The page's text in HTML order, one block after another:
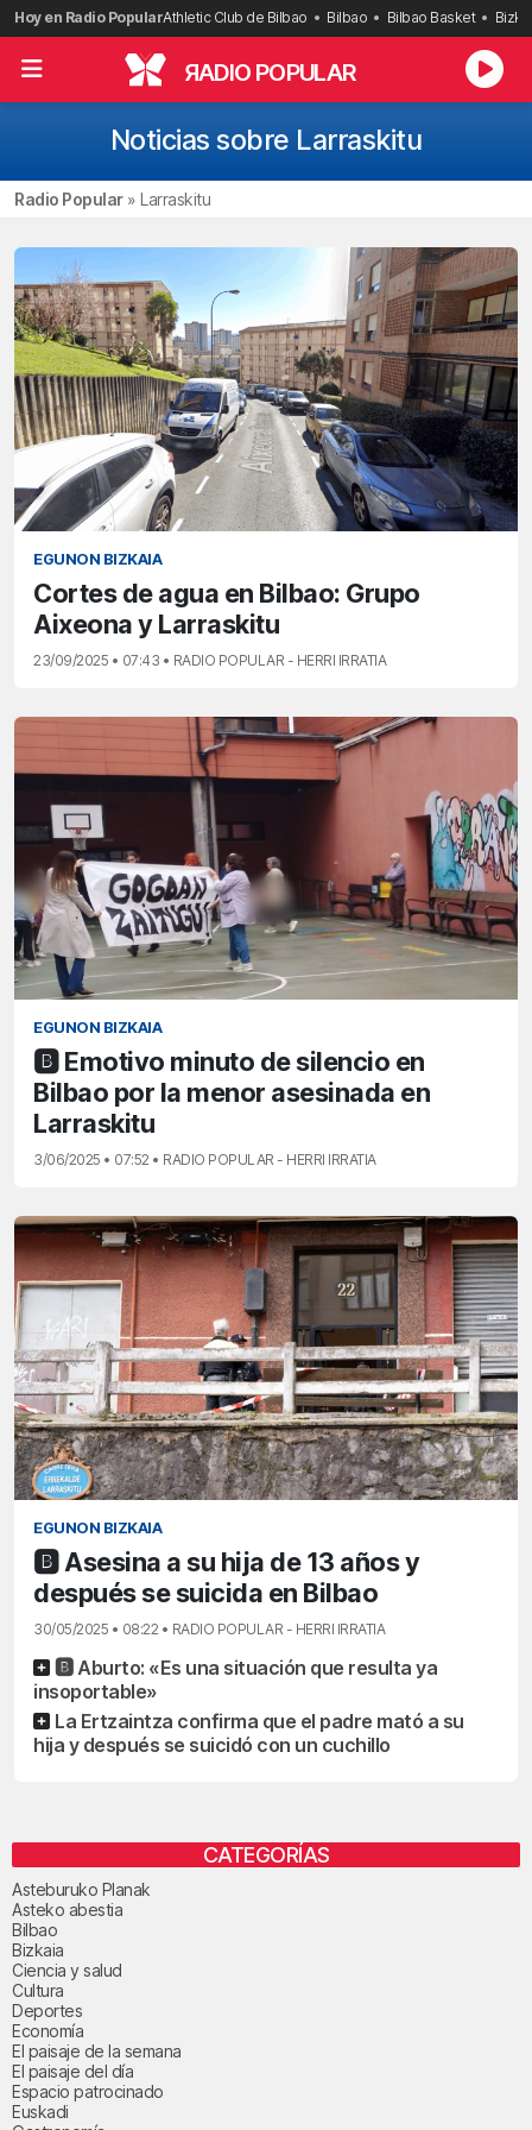
Saltar
al
contenido
Hoy en Radio PopularAthletic Club de Bilbao Bilbao Bilbao Basket
RADIO POPULAR
Noticias sobre Larraskitu
Radio Popular» Larraskitu
EGUNON BIZKAIA
Cortes de agua en Bilbao: Grupo
Aixeona y Larraskitu
23/09/2025 • 07:43 • RADIO POPULAR - HERRI IRRATIA
EGUNON BIZKAIA
🅱️ Emotivo minuto de silencio en
Bilbao por la menor asesinada en
Larraskitu
3/06/2025 • 07:52 • RADIO POPULAR - HERRI IRRATIA
EGUNON BIZKAIA
🅱️ Asesina a su hija de 13 años y
después se suicida en Bilbao
30/05/2025 • 08:22 • RADIO POPULAR - HERRI IRRATIA
🅱️ Aburto: «Es una situación que resulta ya
insoportable»
La Ertzaintza confirma que el padre mató a su
hija y después se suicidó con un cuchillo
CATEGORÍAS
Asteburuko Planak
Asteko abestia
Bilbao
Bizkaia
Ciencia y salud
Cultura
Deportes
Economía
El paisaje de la semana
El paisaje del día
Espacio patrocinado
Euskadi